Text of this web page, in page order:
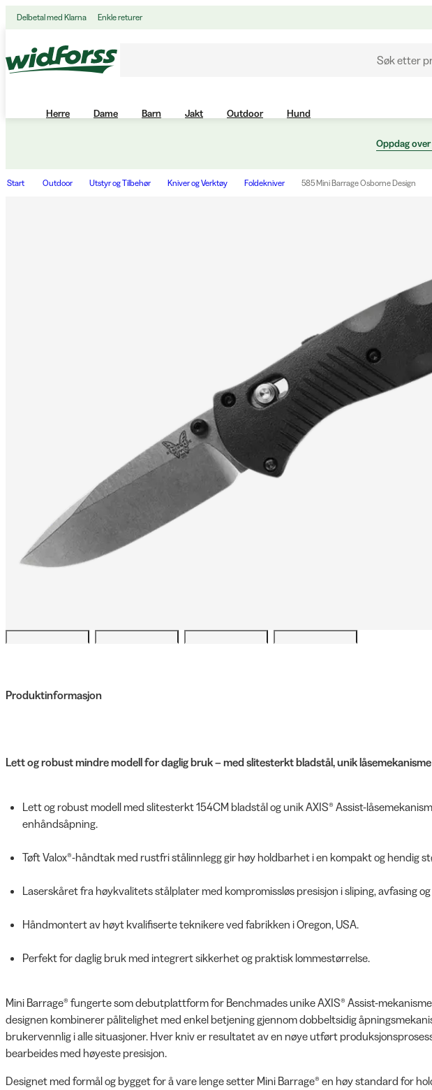
Delbetal med Klarna Enkle returer
Søk etter
Herre Dame Barn Jakt Outdoor Hund
Oppdag
Start Outdoor Utstyr og Tilbehør Kniver og Verktøy Foldekniver 585 Mini Barrage Osborne Design
Produktinformasjon
Lett og robust mindre modell for daglig bruk – med slitesterkt bladstål, unik
Lett og robust modell med slitesterkt 154CM bladstål og unik AXIS® Assist-
enhåndsåpning.
Tøft Valox®-håndtak med rustfri stålinnlegg gir høy holdbarhet i en kompakt og hendig
Laserskåret fra høykvalitets stålplater med kompromissløs presisjon i sliping, avfasing
Håndmontert av høyt kvalifiserte teknikere ved fabrikken i Oregon, USA.
Perfekt for daglig bruk med integrert sikkerhet og praktisk lommestørrelse.
Mini Barrage® fungerte som debutplattform for Benchmades unike AXIS® Assist-
designen kombinerer pålitelighet med enkel betjening gjennom dobbeltsidig
brukervennlig i alle situasjoner. Hver kniv er resultatet av en nøye utført
bearbeides med høyeste presisjon.
Designet med formål og bygget for å vare lenge setter Mini Barrage® en høy standard for